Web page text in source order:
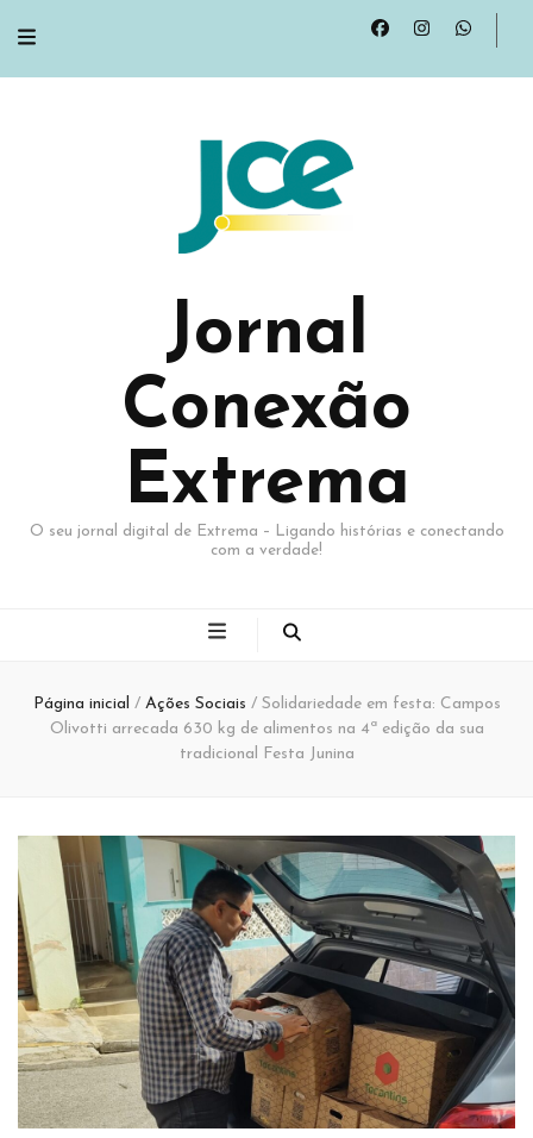
Jornal
Conexão
Extrema
O seu jornal digital de Extrema – Ligando histórias e conectando
com a verdade!
Página inicial / Ações Sociais / Solidariedade em festa: Campos
Olivotti arrecada 630 kg de alimentos na 4ª edição da sua
tradicional Festa Junina